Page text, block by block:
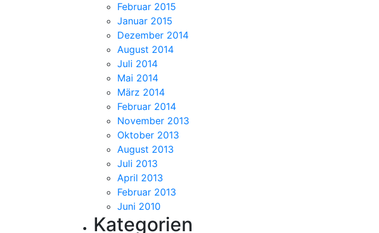
Februar 2015
Januar 2015
Dezember 2014
August 2014
Juli 2014
Mai 2014
März 2014
Februar 2014
November 2013
Oktober 2013
August 2013
Juli 2013
April 2013
Februar 2013
Juni 2010
Kategorien